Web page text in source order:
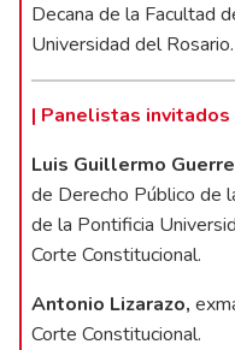
Decana de la Facultad
Universidad del Rosario.
| Panelistas invitados
Luis Guillermo
de Derecho Público de
de la Pontificia
Corte Constitucional.
Antonio Lizarazo,
Corte Constitucional.